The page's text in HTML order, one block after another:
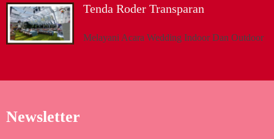
Tenda Roder Transparan
Melayani Acara Wedding Indoor Dan Outdoor
Newsletter